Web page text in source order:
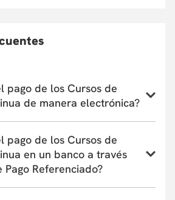
asumiendo la diferencia si la
que ofrece el curso se reserva el
según el perfil académico de los
pago de los Cursos de
de manera electrónica?
Educación Continua aquí
pago de los Cursos de
en un banco a través
Referenciado?